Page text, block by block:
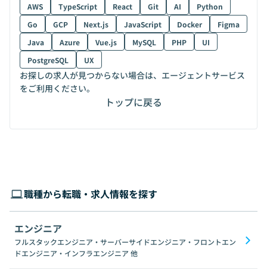
AWS TypeScript React Git AI
Python
Go
GCP Next.js JavaScript Docker
Figma
Java
Azure Vue.js MySQL PHP
UI
PostgreSQL
UX
お探しの求人が見つからない場合は、エージェントサービス
をご利用ください。
トップに戻る
職種から転職・求人情報を探す
エンジニア
フルスタックエンジニア・サーバーサイドエンジニア・フロントエン
ドエンジニア・インフラエンジニア 他